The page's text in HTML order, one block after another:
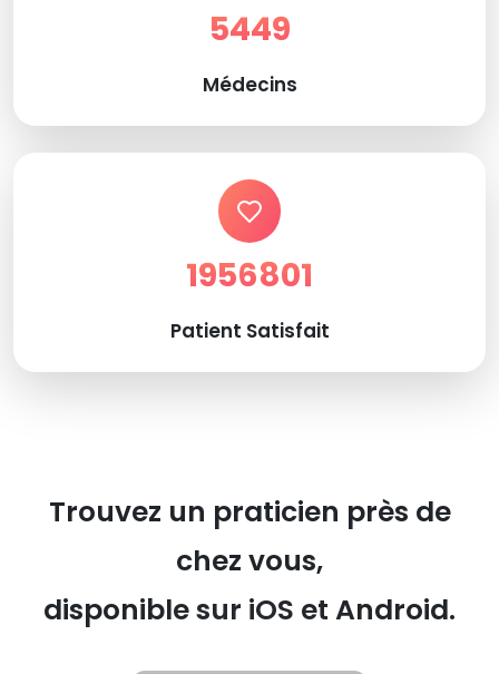
5449
Médecins
1956801
Patient Satisfait
Trouvez un praticien près de
chez vous,
disponible sur iOS et Android.